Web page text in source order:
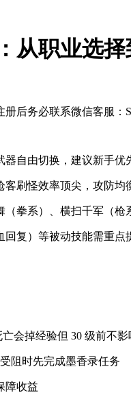
从职业选
后务必联系微信客服：
自由切换，建议新手
刷怪效率顶尖，攻防
拳系）、横扫千军（枪
复）等被动技能需重点
会掉经验但 30 级前不
阻时先完成墨香录任务
障收益